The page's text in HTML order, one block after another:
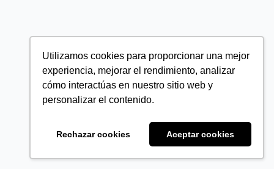
Utilizamos cookies para proporcionar una mejor
experiencia, mejorar el rendimiento, analizar
cómo interactúas en nuestro sitio web y
personalizar el contenido.
Rechazar cookies Aceptar cookies